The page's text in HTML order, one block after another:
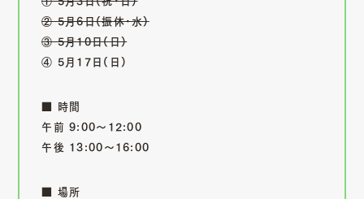
② 5月6日(振休・水)
③ 5月10日(日)
④ 5月17日(日)
■ 時間
午前 9:00〜12:00
午後 13:00〜16:00
■ 場所